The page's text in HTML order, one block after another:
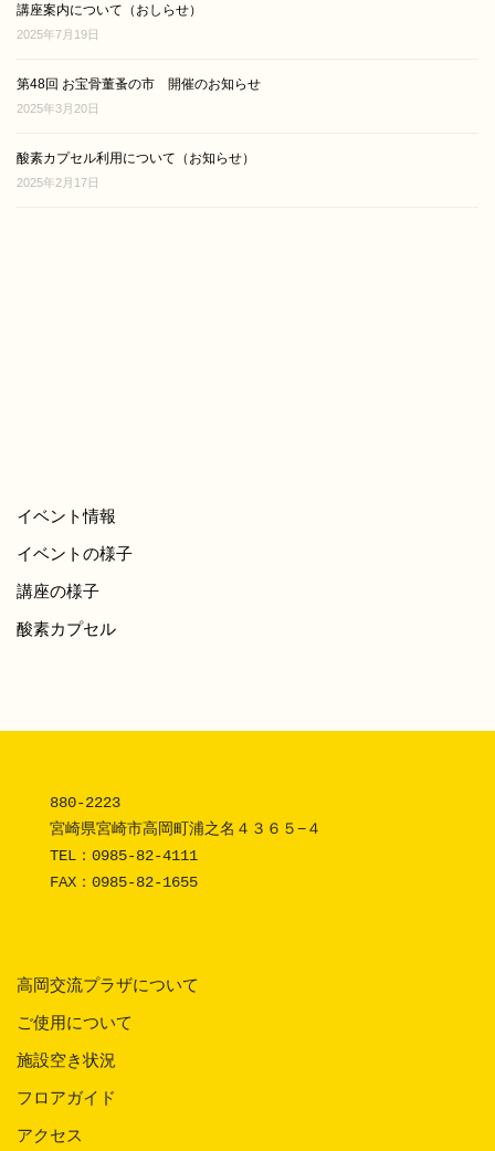
講座案内について（おしらせ）
2025年7月19日
第48回 お宝骨董蚤の市 開催のお知らせ
2025年3月20日
酸素カプセル利用について（お知らせ）
2025年2月17日
イベント情報
イベントの様子
講座の様子
酸素カプセル
880-2223
宮崎県宮崎市高岡町浦之名４３６５−４
TEL： 0985-82-4111
FAX：0985-82-1655
高岡交流プラザについて
ご使用について
施設空き状況
フロアガイド
アクセス